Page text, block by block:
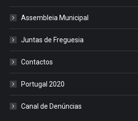
Assembleia Municipal
Juntas de Freguesia
Contactos
Portugal 2020
Canal de Denúncias